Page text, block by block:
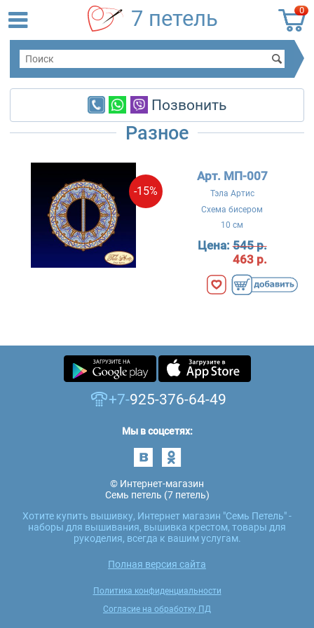
0
7 петель
Позвонить
Разное
-15%
Арт. МП-007
Тэла Артис
Схема бисером
10 см
Цена:545 р.
463 р.
+7-925-376-64-49
Мы в соцсетях:
© Интернет-магазин
Семь петель (7 петель)
Хотите купить вышивку, Интернет магазин "Семь Петель" -
наборы для вышивания, вышивка крестом, товары для
рукоделия, всегда к вашим услугам.
Полная версия сайта
Политика конфиденциальности
Согласие на обработку ПД